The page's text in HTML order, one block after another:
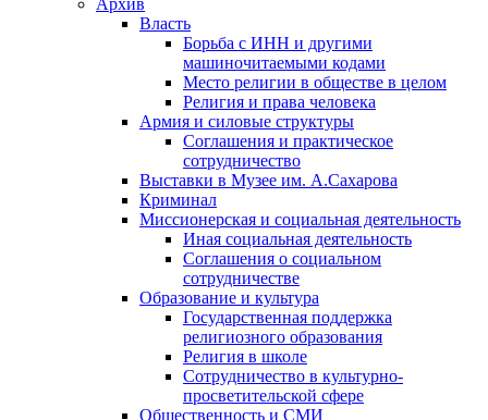
Архив
Власть
Борьба с ИНН и другими
машиночитаемыми кодами
Место религии в обществе в целом
Религия и права человека
Армия и силовые структуры
Соглашения и практическое
сотрудничество
Выставки в Музее им. А.Сахарова
Криминал
Миссионерская и социальная деятельность
Иная социальная деятельность
Соглашения о социальном
сотрудничестве
Образование и культура
Государственная поддержка
религиозного образования
Религия в школе
Сотрудничество в культурно-
просветительской сфере
Общественность и СМИ